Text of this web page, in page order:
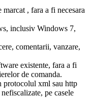
marcat , fara a fi necesara
inclusiv Windows 7,
comentarii, vanzare,
existente, fara a fi
de comanda.
protocolul xml sau http
pe casele